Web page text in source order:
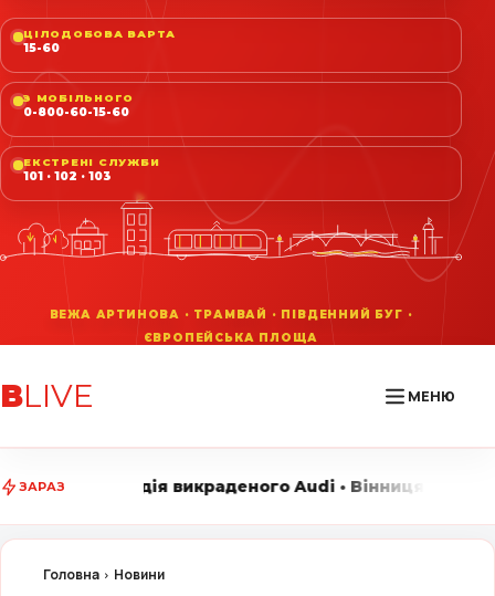
ЦІЛОДОБОВА ВАРТА
15-60
З МОБІЛЬНОГО
0-800-60-15-60
ЕКСТРЕНІ СЛУЖБИ
101 · 102 · 103
ВLIVE МЕНЮ
ЗАРАЗ Audi • Вінниця LIVE стежить за головними
Головна Новини